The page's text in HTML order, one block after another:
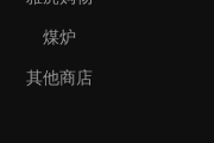
煤炉
其他商店